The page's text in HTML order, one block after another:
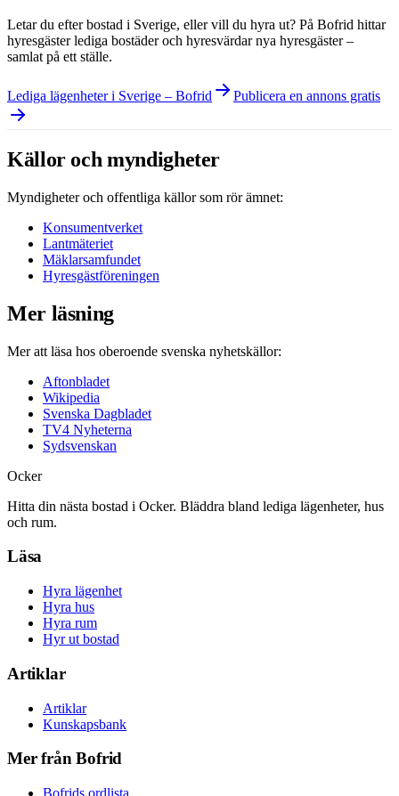
Letar du efter bostad i Sverige, eller vill du hyra ut? På Bofrid hittar
hyresgäster lediga bostäder och hyresvärdar nya hyresgäster –
samlat på ett ställe.
Lediga lägenheter i Sverige – Bofrid Publicera en annons gratis
Källor och myndigheter
Myndigheter och offentliga källor som rör ämnet:
Konsumentverket
Lantmäteriet
Mäklarsamfundet
Hyresgästföreningen
Mer läsning
Mer att läsa hos oberoende svenska nyhetskällor:
Aftonbladet
Wikipedia
Svenska Dagbladet
TV4 Nyheterna
Sydsvenskan
Ocker
Hitta din nästa bostad i Ocker. Bläddra bland lediga lägenheter, hus
och rum.
Läsa
Hyra lägenhet
Hyra hus
Hyra rum
Hyr ut bostad
Artiklar
Artiklar
Kunskapsbank
Mer från Bofrid
Bofrids ordlista